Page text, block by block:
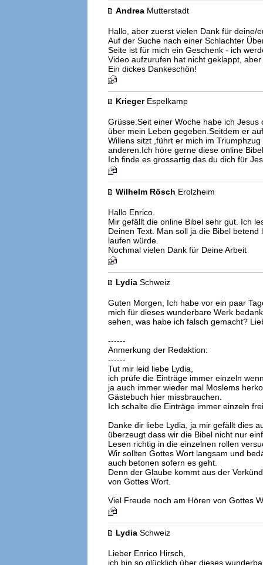
Andrea Mutterstadt
Hallo, aber zuerst vielen Dank für deine/
Auf der Suche nach einer Schlachter
Seite ist für mich ein Geschenk - ich
Video aufzurufen hat nicht geklappt,
Ein dickes Dankeschön!
KriegerEspelkamp
Grüsse.Seit einer Woche habe ich Jesus
über mein Leben gegeben.Seitdem er
Willens sitzt ,führt er mich im
anderen.Ich höre gerne diese online
Ich finde es grossartig das du dich für
Wilhelm Rösch Erolzheim
Hallo Enrico.
Mir gefällt die online Bibel sehr gut. Ich
Deinen Text. Man soll ja die Bibel
laufen würde.
Nochmal vielen Dank für Deine Arbeit
Lydia Schweiz
Guten Morgen, Ich habe vor ein paar
mich für dieses wunderbare Werk
sehen, was habe ich falsch gemacht?
------
Anmerkung der Redaktion:
------
Tut mir leid liebe Lydia,
ich prüfe die Einträge immer einzeln
ja auch immer wieder mal Moslems
Gästebuch hier missbrauchen.
Ich schalte die Einträge immer einzeln
Danke dir liebe Lydia, ja mir gefällt dies
überzeugt dass wir die Bibel nicht nur
Lesen richtig in die einzelnen rollen
Wir sollten Gottes Wort langsam und
auch betonen sofern es geht.
Denn der Glaube kommt aus der
von Gottes Wort.
Viel Freude noch am Hören von Gottes
Lydia Schweiz
Lieber Enrico Hirsch,
ich bin so glücklich über dieses